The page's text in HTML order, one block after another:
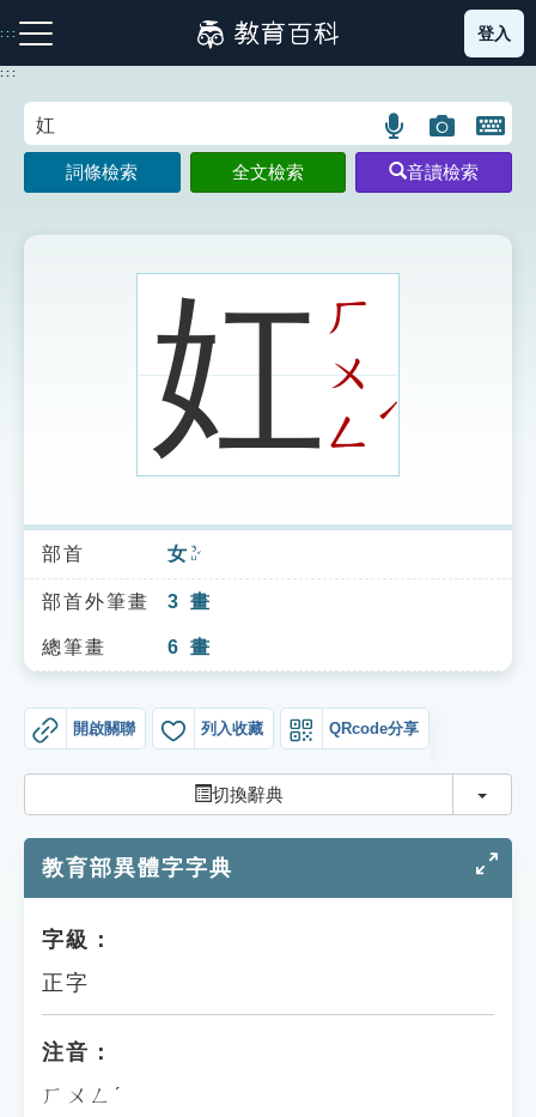
到
主
:::
注音索引圖示 筆畫索引圖示 部首索引表圖示
索引選單
知識索引
單字索引
貓頭鷹博士
登入
:::
語
言
搜
示
圖
片
搜
開
鍵
圖
詞條檢索 全文檢索 音讀檢索
妅ㄏ
ㄨ
ㄥ
ˊ
部首 女 ㄋㄩˇ
部首外筆畫 3 畫
總筆畫 6 畫
開啟關聯 列入收藏 QRcode分享
切換辭典 切換
教育部異體字字典
字級：
正字
注音：
ㄏㄨㄥˊ